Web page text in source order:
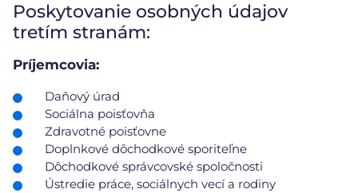
Poskytovanie osobných údajov
tretím stranám:
Príjemcovia:
Daňový úrad
Sociálna poisťovňa
Zdravotné poisťovne
Doplnkové dôchodkové sporiteľne
Dôchodkové správcovské spoločnosti
Ústredie práce, sociálnych vecí a rodiny